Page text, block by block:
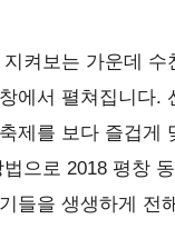
켜보는 가운데
에서 펼쳐집니다.
제를 보다 즐겁게
으로 2018 평창
들을 생생하게 전